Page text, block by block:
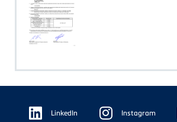
Floating
Sidebar LinkedIn Instagram